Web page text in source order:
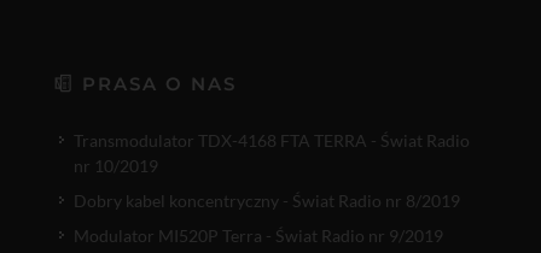
PRASA O NAS
Transmodulator TDX-4168 FTA TERRA - Świat Radio
nr 10/2019
Dobry kabel koncentryczny - Świat Radio nr 8/2019
Modulator MI520P Terra - Świat Radio nr 9/2019